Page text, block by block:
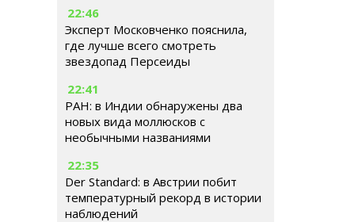
22:46
Эксперт Московченко пояснила,
где лучше всего смотреть
звездопад Персеиды
22:41
РАН: в Индии обнаружены два
новых вида моллюсков с
необычными названиями
22:35
Der Standard: в Австрии побит
температурный рекорд в истории
наблюдений